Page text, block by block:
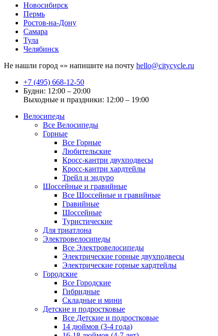
Новосибирск
Пермь
Ростов-на-Дону
Самара
Тула
Челябинск
Не нашли город «» напишите на почту hello@citycycle.ru
+7 (495) 668-12-50
Будни: 12:00 – 20:00
Выходные и праздники: 12:00 – 19:00
Велосипеды
Все Велосипеды
Горные
Все Горные
Любительские
Кросс-кантри двухподвесы
Кросс-кантри хардтейлы
Трейл и эндуро
Шоссейные и гравийные
Все Шоссейные и гравийные
Гравийные
Шоссейные
Туристические
Для триатлона
Электровелосипеды
Все Электровелосипеды
Электрические горные двухподвесы
Электрические горные хардтейлы
Городские
Все Городские
Гибридные
Складные и мини
Детские и подростковые
Все Детские и подростковые
14 дюймов (3-4 года)